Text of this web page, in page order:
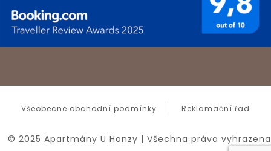
Všeobecné obchodní podmínky Reklamační řád
© 2025 Apartmány U Honzy | Všechna práva vyhrazena